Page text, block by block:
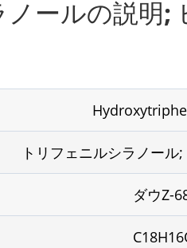
ールの説明;
トリフェニルシラノー
ダウZ-